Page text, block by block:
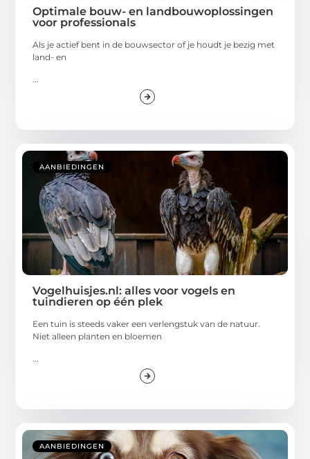
Optimale bouw- en landbouwoplossingen
voor professionals
Als je actief bent in de bouwsector of je houdt je bezig met
land- en
AANBIEDINGEN
Vogelhuisjes.nl: alles voor vogels en
tuindieren op één plek
Een tuin is steeds vaker een verlengstuk van de natuur.
Niet alleen planten en bloemen
...
AANBIEDINGEN